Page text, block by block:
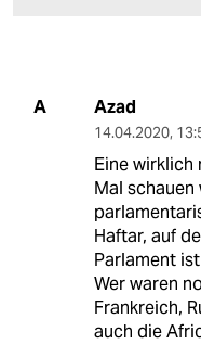
A Azad
14.04.2020,
Eine wirklich
Mal
Haftar, auf
Parlament
Wer waren
Frankreich,
auch die